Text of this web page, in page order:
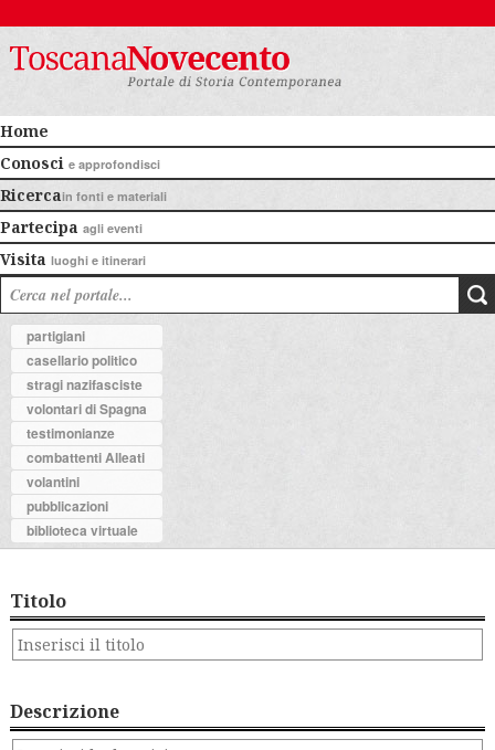
Home
Conosci e approfondisci
Ricercain fonti e materiali
Partecipa agli eventi
Visita luoghi e itinerari
partigiani
casellario politico
stragi nazifasciste
volontari di Spagna
testimonianze
combattenti Alleati
volantini
pubblicazioni
biblioteca virtuale
Titolo
Descrizione